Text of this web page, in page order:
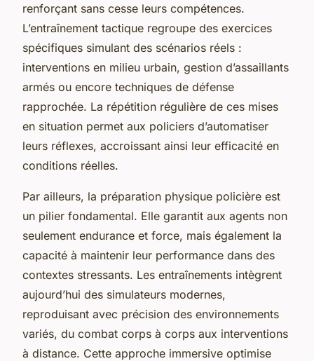
renforçant sans cesse leurs compétences.
L’entraînement tactique regroupe des exercices
spécifiques simulant des scénarios réels :
interventions en milieu urbain, gestion d’assaillants
armés ou encore techniques de défense
rapprochée. La répétition régulière de ces mises
en situation permet aux policiers d’automatiser
leurs réflexes, accroissant ainsi leur efficacité en
conditions réelles.
Par ailleurs, la préparation physique policière est
un pilier fondamental. Elle garantit aux agents non
seulement endurance et force, mais également la
capacité à maintenir leur performance dans des
contextes stressants. Les entraînements intègrent
aujourd’hui des simulateurs modernes,
reproduisant avec précision des environnements
variés, du combat corps à corps aux interventions
à distance. Cette approche immersive optimise